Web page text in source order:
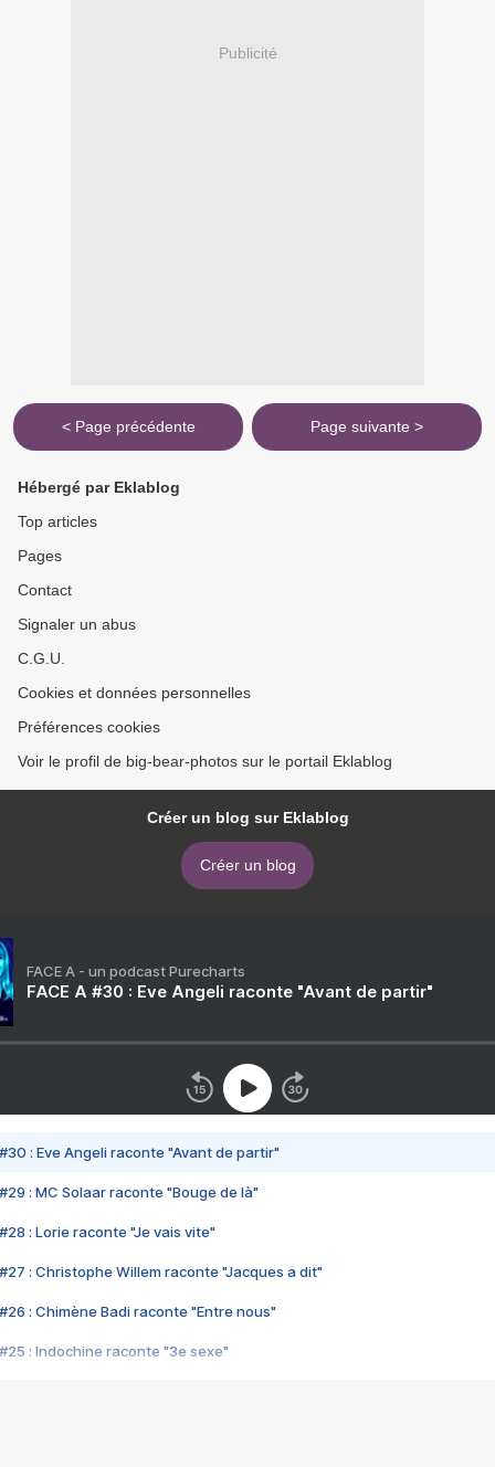
Publicité
< Page précédente Page suivante >
Hébergé par Eklablog
Top articles
Pages
Contact
Signaler un abus
C.G.U.
Cookies et données personnelles
Préférences cookies
Voir le profil de big-bear-photos sur le portail Eklablog
Créer un blog sur Eklablog
Créer un blog
FACE A - un podcast Purecharts
FACE A #30 : Eve Angeli raconte "Avant de partir"
#30 : Eve Angeli raconte "Avant de partir"
#29 : MC Solaar raconte "Bouge de là"
#28 : Lorie raconte "Je vais vite"
#27 : Christophe Willem raconte "Jacques a dit"
#26 : Chimène Badi raconte "Entre nous"
#25 : Indochine raconte "3e sexe"